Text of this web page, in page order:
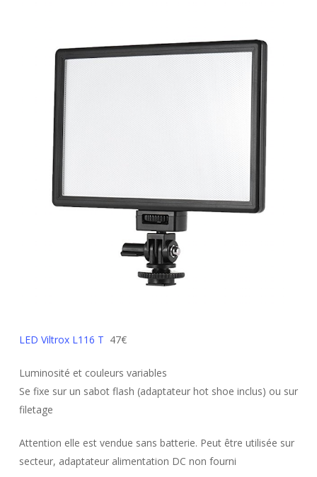
LED Viltrox L116 T 47€
Luminosité et couleurs variables
Se fixe sur un sabot flash (adaptateur hot shoe inclus) ou sur
filetage
Attention elle est vendue sans batterie. Peut être utilisée sur
secteur, adaptateur alimentation DC non fourni